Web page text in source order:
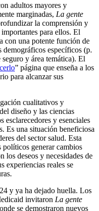
adultos mayores y
marginadas, La gente
la comprensión y
para ellos. El
con una potente función de
demográficos específicos (p.
y área temática). El
” página que enseña a los
para alcanzar sus
cualitativos y
diseño y las ciencias
esclarecedores y esenciales
Es una situación beneficiosa
del sector salud. Esta
políticos generar cambios
los deseos y necesidades de
experiencias reales se
y ya ha dejado huella. Los
invitaron La gente
se demostraron nuevos